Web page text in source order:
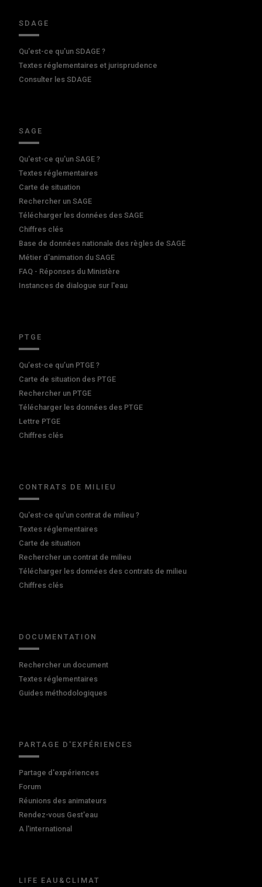
SDAGE
Qu'est-ce qu'un SDAGE ?
Textes réglementaires et jurisprudence
Consulter les SDAGE
SAGE
Qu'est-ce qu'un SAGE ?
Textes réglementaires
Carte de situation
Rechercher un SAGE
Télécharger les données des SAGE
Chiffres clés
Base de données nationale des règles de SAGE
Métier d'animation du SAGE
FAQ - Réponses du Ministère
Instances de dialogue sur l'eau
PTGE
Qu’est-ce qu’un PTGE ?
Carte de situation des PTGE
Rechercher un PTGE
Télécharger les données des PTGE
Lettre PTGE
Chiffres clés
CONTRATS DE MILIEU
Qu'est-ce qu'un contrat de milieu ?
Textes réglementaires
Carte de situation
Rechercher un contrat de milieu
Télécharger les données des contrats de milieu
Chiffres clés
DOCUMENTATION
Rechercher un document
Textes réglementaires
Guides méthodologiques
PARTAGE D'EXPÉRIENCES
Partage d'expériences
Forum
Réunions des animateurs
Rendez-vous Gest'eau
A l'international
LIFE EAU&CLIMAT